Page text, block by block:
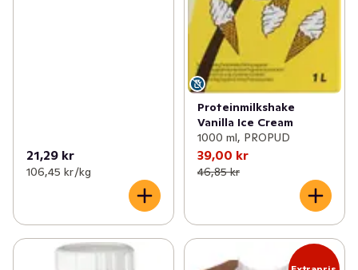
21,29 kr
106,45 kr /kg
Proteinmilkshake
Vanilla Ice Cream
1000 ml, PROPUD
39,00 kr
46,85 kr